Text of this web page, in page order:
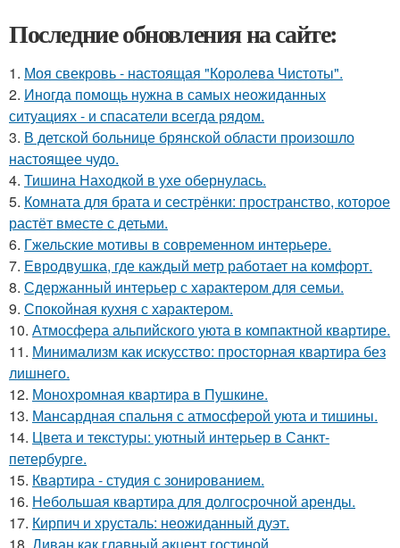
Последние обновления на сайте:
1. Моя свекровь - настоящая "Королева Чистоты".
2. Иногда помощь нужна в самых неожиданных
ситуациях - и спасатели всегда рядом.
3. В детской больнице брянской области произошло
настоящее чудо.
4. Тишина Находкой в ухе обернулась.
5. Комната для брата и сестрёнки: пространство, которое
растёт вместе с детьми.
6. Гжельские мотивы в современном интерьере.
7. Евродвушка, где каждый метр работает на комфорт.
8. Сдержанный интерьер с характером для семьи.
9. Спокойная кухня с характером.
10. Атмосфера альпийского уюта в компактной квартире.
11. Минимализм как искусство: просторная квартира без
лишнего.
12. Монохромная квартира в Пушкине.
13. Мансардная спальня с атмосферой уюта и тишины.
14. Цвета и текстуры: уютный интерьер в Санкт-
петербурге.
15. Квартира - студия с зонированием.
16. Небольшая квартира для долгосрочной аренды.
17. Кирпич и хрусталь: неожиданный дуэт.